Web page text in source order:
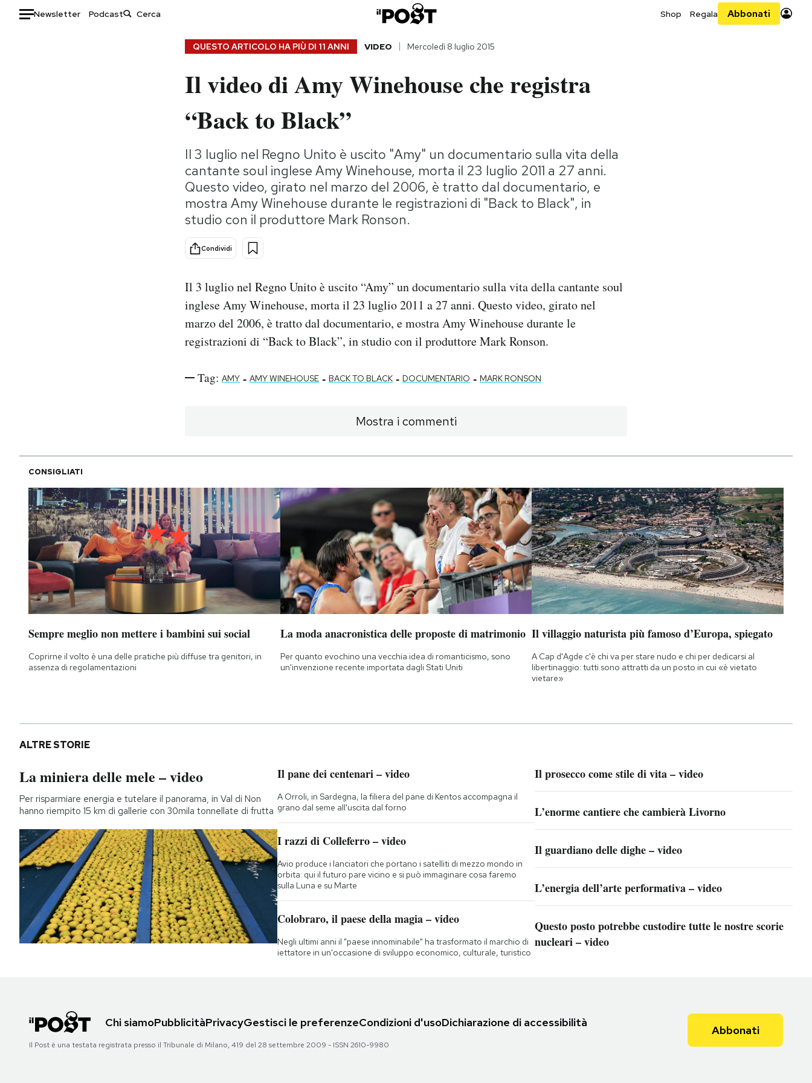
Newsletter Podcast Shop Regala Abbonati
Ok Boomer!
Altrecose
Mondiali calcio 2026
CALENDARIO
AREA PERSONALE
Area Personale
Newsletter
Notifiche mobile
Regala il Post
Hai bisogno di aiuto?
Esci
QUESTO ARTICOLO HA PIÙ DI 11 ANNI VIDEO Mercoledì 8 luglio 2015
Il video di Amy Winehouse che registra
“Back to Black”
Il 3 luglio nel Regno Unito è uscito "Amy" un documentario sulla vita della
cantante soul inglese Amy Winehouse, morta il 23 luglio 2011 a 27 anni.
Questo video, girato nel marzo del 2006, è tratto dal documentario, e
mostra Amy Winehouse durante le registrazioni di "Back to Black", in
studio con il produttore Mark Ronson.
Condividi
Il 3 luglio nel Regno Unito è uscito “Amy” un documentario sulla vita della cantante soul
inglese Amy Winehouse, morta il 23 luglio 2011 a 27 anni. Questo video, girato nel
marzo del 2006, è tratto dal documentario, e mostra Amy Winehouse durante le
registrazioni di “Back to Black”, in studio con il produttore Mark Ronson.
Tag: AMY - AMY WINEHOUSE - BACK TO BLACK - DOCUMENTARIO - MARK RONSON
Mostra i commenti
CONSIGLIATI
Sempre meglio non mettere i bambini sui social
Coprirne il volto è una delle pratiche più diffuse tra genitori, in
assenza di regolamentazioni
La moda anacronistica delle proposte di matrimonio
Per quanto evochino una vecchia idea di romanticismo, sono
un'invenzione recente importata dagli Stati Uniti
Il villaggio naturista più famoso d’Europa, spiegato
A Cap d'Agde c'è chi va per stare nudo e chi per dedicarsi al
libertinaggio: tutti sono attratti da un posto in cui «è vietato
vietare»
ALTRE STORIE
La miniera delle mele – video
Per risparmiare energia e tutelare il panorama, in Val di Non
hanno riempito 15 km di gallerie con 30mila tonnellate di frutta
Il pane dei centenari – video
A Orroli, in Sardegna, la filiera del pane di Kentos accompagna il
grano dal seme all'uscita dal forno
I razzi di Colleferro – video
Avio produce i lanciatori che portano i satelliti di mezzo mondo in
orbita: qui il futuro pare vicino e si può immaginare cosa faremo
sulla Luna e su Marte
Colobraro, il paese della magia – video
Negli ultimi anni il "paese innominabile" ha trasformato il marchio di
iettatore in un'occasione di sviluppo economico, culturale, turistico
Il prosecco come stile di vita – video
L’enorme cantiere che cambierà Livorno
Il guardiano delle dighe – video
L’energia dell’arte performativa – video
Questo posto potrebbe custodire tutte le nostre scorie
nucleari – video
Chi siamoPubblicitàPrivacyGestisci le preferenzeCondizioni d'usoDichiarazione di accessibilità
Il Post è una testata registrata presso il Tribunale di Milano, 419 del 28 settembre 2009 - ISSN 2610-9980
Abbonati